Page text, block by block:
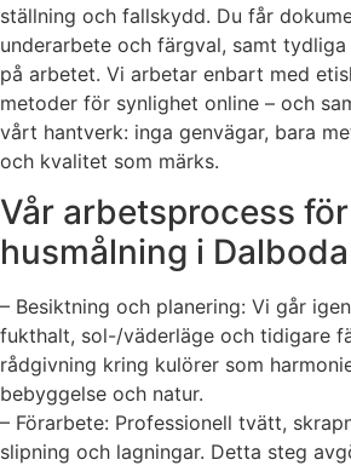
ställning och fallskydd. Du får
underarbete och färgval, samt
på arbetet. Vi arbetar enbart med
metoder för synlighet online – och
vårt hantverk: inga genvägar, bara
och kvalitet som märks.
Vår arbetsprocess för
husmålning i Dalboda
– Besiktning och planering: Vi går
fukthalt, sol-/väderläge och tidigare
rådgivning kring kulörer som
bebyggelse och natur.
– Förarbete: Professionell tvätt,
slipning och lagningar. Detta steg